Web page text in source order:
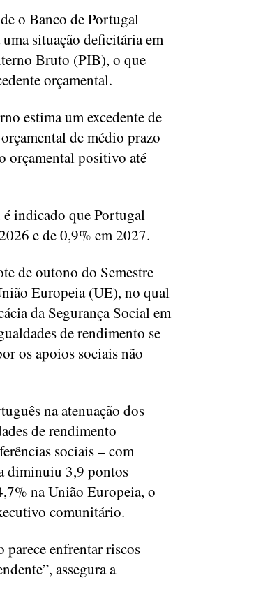
o Banco de Portugal
situação deficitária em
Bruto (PIB), o que
orçamental.
estima um excedente de
de médio prazo
orçamental positivo até
é indicado que Portugal
e de 0,9% em 2027.
de outono do Semestre
Europeia (UE), no qual
da Segurança Social em
de rendimento se
os apoios sociais não
na atenuação dos
de rendimento
sociais – com
diminuiu 3,9 pontos
na União Europeia, o
comunitário.
parece enfrentar riscos
assegura a